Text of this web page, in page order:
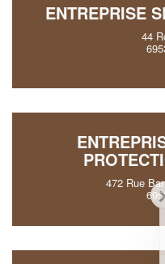
ENTREPRISE
44
472 Rue